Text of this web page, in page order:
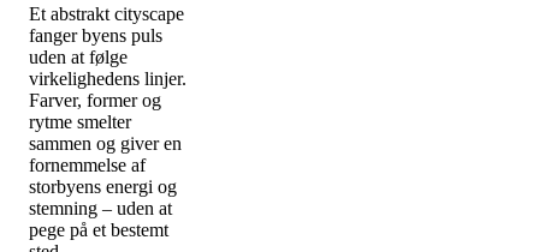
Et abstrakt cityscape
fanger byens puls
uden at følge
virkelighedens linjer.
Farver, former og
rytme smelter
sammen og giver en
fornemmelse af
storbyens energi og
stemning – uden at
pege på et bestemt